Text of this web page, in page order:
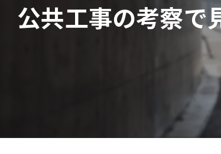
公共工事の考察で